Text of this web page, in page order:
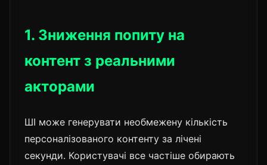
1. Зниження попиту на
контент з реальними
акторами
ШІ може генерувати необмежену кількість
персоналізованого контенту за лічені
секунди. Користувачі все частіше обирають